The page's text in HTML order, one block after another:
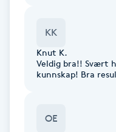
Fransar
KK
Knut K.
Veldig bra!! Svært
kunnskap! Bra
OE